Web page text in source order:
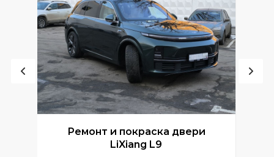
Ремонт и покраска двери
LiXiang L9